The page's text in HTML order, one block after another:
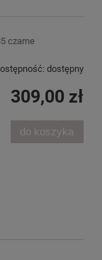
czarne
dostępny
309,00 zł
do koszyka